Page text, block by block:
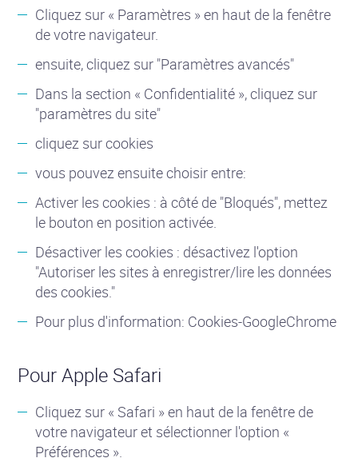
Cliquez sur « Paramètres » en haut de la fenêtre
de votre navigateur.
ensuite, cliquez sur "Paramètres avancés"
Dans la section « Confidentialité », cliquez sur
"paramètres du site"
cliquez sur cookies
vous pouvez ensuite choisir entre:
Activer les cookies : à côté de "Bloqués", mettez
le bouton en position activée.
Désactiver les cookies : désactivez l'option
"Autoriser les sites à enregistrer/lire les données
des cookies."
Pour plus d'information: Cookies-GoogleChrome
Pour Apple Safari
Cliquez sur « Safari » en haut de la fenêtre de
votre navigateur et sélectionner l'option «
Préférences ».